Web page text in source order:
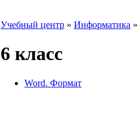
Учебный центр » Информатика »
6 класс
Word. Формат